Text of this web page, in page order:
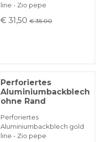
line - Zio pepe
€ 31,50 € 35.00
Perforiertes
Aluminiumbackblech
ohne Rand
Perforiertes
Aluminiumbackblech gold
line - Zio pepe